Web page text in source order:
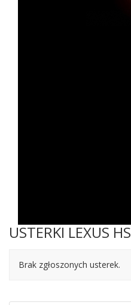
USTERKI LEXUS HS
Brak zgłoszonych usterek.